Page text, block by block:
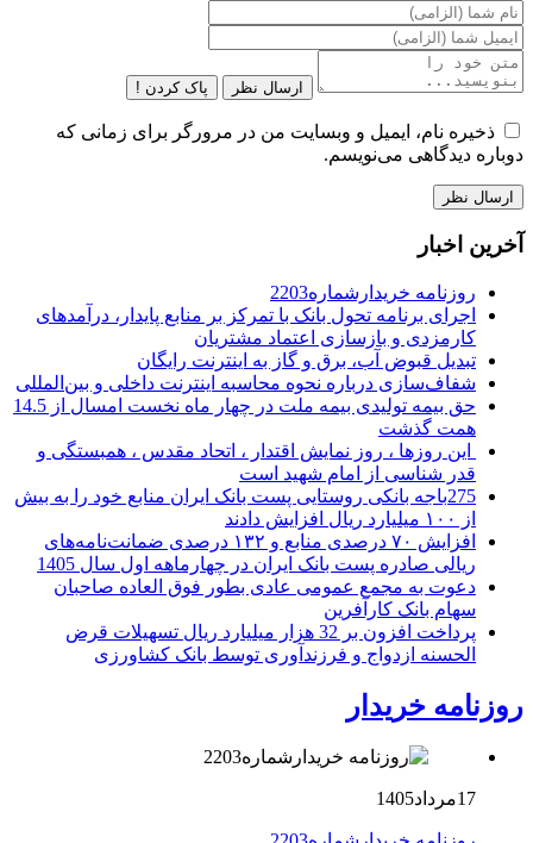
ارسال نظر پاک کردن !
ذخیره نام، ایمیل و وبسایت من در مرورگر برای زمانی که
دوباره دیدگاهی می‌نویسم.
آخرین اخبار
روزنامه خریدارشماره2203
اجرای برنامه تحول بانک با تمرکز بر منابع پایدار، درآمدهای
کارمزدی و بازسازی اعتماد مشتریان
تبدیل قبوض آب، برق و گاز به اینترنت رایگان
شفاف‌سازی درباره نحوه محاسبه اینترنت داخلی و بین‌المللی
حق بیمه تولیدی بیمه ملت در چهار ماه نخست امسال از 14.5
همت گذشت
این روزها ، روز نمایش اقتدار ، اتحاد مقدس ، همبستگی و
قدر شناسی از امام شهید است
275باجه بانکی روستایی پست بانک ایران منابع خود را به بیش
از ۱۰۰ میلیارد ریال افزایش دادند
افزایش ۷۰ درصدی منابع و ۱۳۲ درصدی ضمانت‌نامه‌های
ریالی صادره پست بانک ایران در چهارماهه اول سال 1405
دعوت به مجمع عمومی عادی بطور فوق العاده صاحبان
سهام بانک کارآفرین
پرداخت افزون بر 32 هزار میلیارد ریال تسهیلات قرض
الحسنه ازدواج و فرزندآوری توسط بانک کشاورزی
روزنامه خریدار
17مرداد1405